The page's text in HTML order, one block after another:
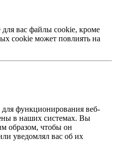
вас файлы cookie, кроме
cookie может повлиять на
функционирования веб-
в наших системах. Вы
образом, чтобы он
уведомлял вас об их